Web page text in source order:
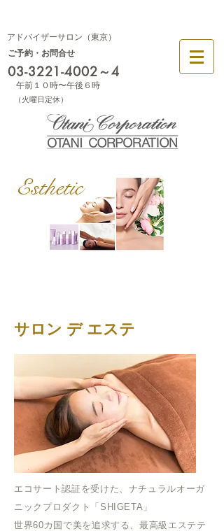
午前１０時〜午後６時
ご予約・お問合せ
03-3221-4002～4
アドバイザーサロン（東京）
​（火曜日定休）
Esthetic
サロン デ エステ
エコサート認証を受けた、ナチュラルオーガ
ニックプロダクト「SHIGETA」
世界60カ国で美を追求する、最高級エステテ